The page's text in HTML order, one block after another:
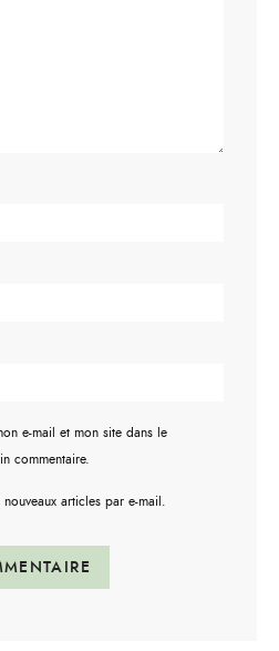
e-mail et mon site dans le
commentaire.
articles par e-mail.